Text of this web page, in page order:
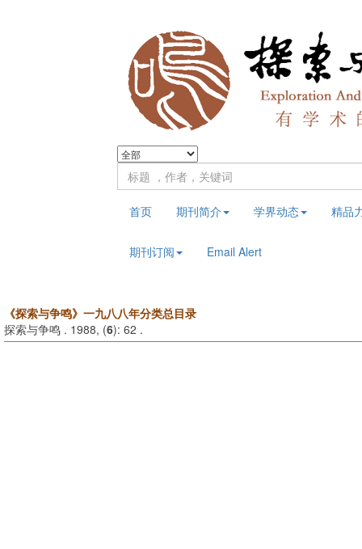
首页 期刊简介 学界动态 精品
期刊订阅 Email Alert
《探索与争鸣》一九八八年分类总目录
探索与争鸣 . 1988, (6): 62 .